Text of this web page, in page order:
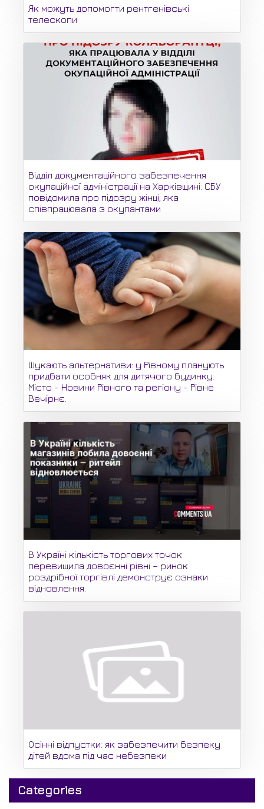
Як можуть допомогти рентгенівські
телескопи
Відділ документаційного забезпечення
окупаційної адміністрації на Харківщині: СБУ
повідомила про підозру жінці, яка
співпрацювала з окупантами
Шукають альтернативи: у Рівному планують
придбати особняк для дитячого будинку.
Місто - Новини Рівного та регіону - Рівне
Вечірнє.
В Україні кількість торгових точок
перевищила довоєнні рівні – ринок
роздрібної торгівлі демонструє ознаки
відновлення.
Осінні відпустки: як забезпечити безпеку
дітей вдома під час небезпеки
Categories